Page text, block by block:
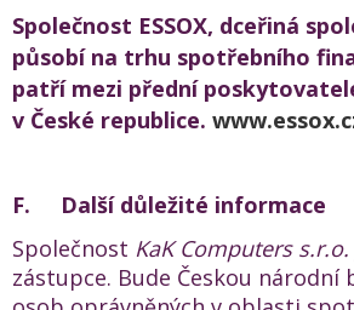
Společnost ESSOX, dceřiná
působí na trhu spotřebního
patří mezi přední
v České republice.
F. Další důležité informace
Společnost KaK Computers s.r.o.
zástupce. Bude Českou